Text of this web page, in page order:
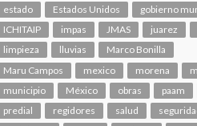
estado
Estados Unidos
gobierno
ICHITAIP
impas JMAS juarez
limpieza
lluvias
Marco Bonilla
Maru Campos
mexico morena
municipio
México obras paam
predial
regidores salud